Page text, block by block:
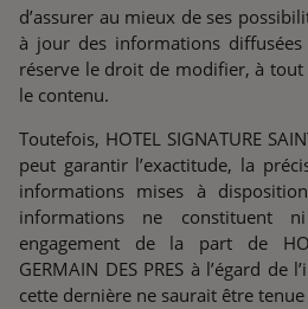
d’assurer au mieux de ses
à jour des informations
réserve le droit de modifier, à
le contenu.
Toutefois, HOTEL SIGNATURE
peut garantir l’exactitude, la
informations mises à
informations ne constituent
engagement de la part de
GERMAIN DES PRES à l’égard de
cette dernière ne saurait être